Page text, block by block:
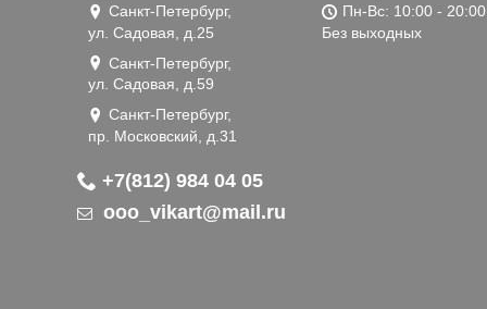
Санкт-Петербург,
ул. Садовая, д.25
Санкт-Петербург,
ул. Садовая, д.59
Санкт-Петербург,
пр. Московский, д.31
Пн-Вс: 10:00 - 20:00
Без выходных
+7(812) 984 04 05
ooo_vikart@mail.ru